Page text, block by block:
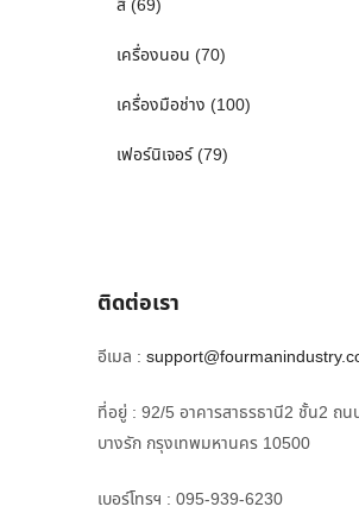
สี (69)
เครื่องนอน (70)
เครื่องมือช่าง (100)
เฟอร์นิเจอร์ (79)
ติดต่อเรา
อีเมล :
ที่อยู่ : 92/5 อาคารสาธรธานี2 ชั้น2 ถน
บางรัก กรุงเทพมหานคร 10500
เบอร์โทรฯ : 095-939-6230